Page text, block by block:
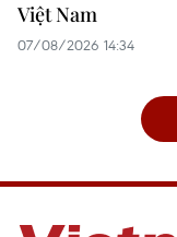
Việt Nam
07/08/2026 14:34